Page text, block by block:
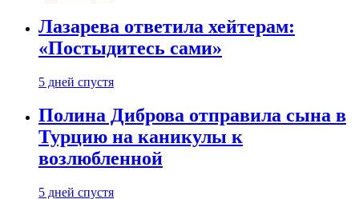
Лазарева ответила хейтерам:
«Постыдитесь сами»
5 дней спустя
Полина Диброва отправила сына в
Турцию на каникулы к
возлюбленной
5 дней спустя